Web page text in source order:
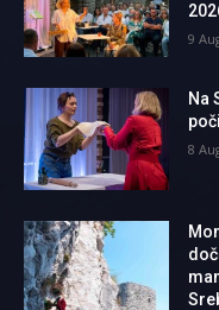
9
Na
8